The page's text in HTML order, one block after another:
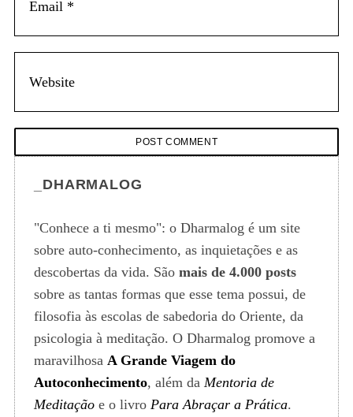
_DHARMALOG
"Conhece a ti mesmo": o Dharmalog é um site
sobre auto-conhecimento, as inquietações e as
descobertas da vida. São mais de 4.000 posts
sobre as tantas formas que esse tema possui, de
filosofia às escolas de sabedoria do Oriente, da
psicologia à meditação. O Dharmalog promove a
maravilhosa A Grande Viagem do
Autoconhecimento, além da Mentoria de
Meditaçãoe o livro Para Abraçar a Prática.